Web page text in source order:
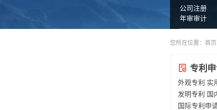
公司注册
年审审计
您所在位置： 首页
专利
外观专利 实
发明专利
国
国际专利申